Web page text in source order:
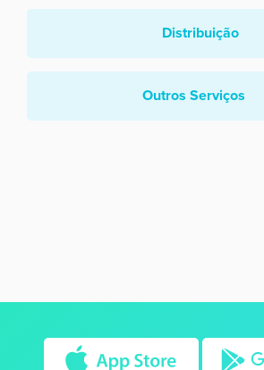
Distribuição
Outros Serviços